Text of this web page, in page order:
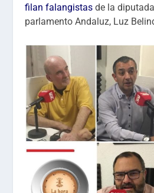
filan falangistas de la
parlamento Andaluz, Luz